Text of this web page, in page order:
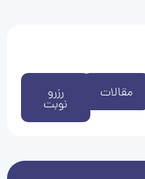
رزرو
نوبت
مقالات